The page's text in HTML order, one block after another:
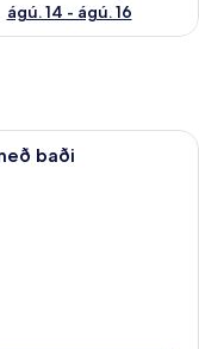
ágú. 14 - ágú. 16
með tvíbreiðu rúmi -
baði